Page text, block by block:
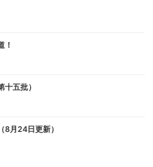
！
五批）
8月24日更新）